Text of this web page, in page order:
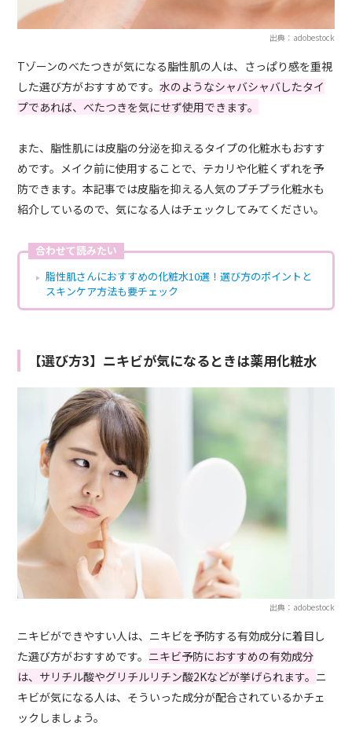
出典：adobestock
Tゾーンのべたつきが気になる脂性肌の人は、さっぱり感を重視
した選び方がおすすめです。水のようなシャバシャバしたタイ
プであれば、べたつきを気にせず使用できます。
また、脂性肌には皮脂の分泌を抑えるタイプの化粧水もおすす
めです。メイク前に使用することで、テカリや化粧くずれを予
防できます。本記事では皮脂を抑える人気のプチプラ化粧水も
紹介しているので、気になる人はチェックしてみてください。
合わせて読みたい
脂性肌さんにおすすめの化粧水10選！選び方のポイントと
スキンケア方法も要チェック
【選び方3】ニキビが気になるときは薬用化粧水
出典：adobestock
ニキビができやすい人は、ニキビを予防する有効成分に着目し
た選び方がおすすめです。 ニキビ予防におすすめの有効成分
は、サリチル酸やグリチルリチン酸2Kなどが挙げられます。 ニ
キビが気になる人は、そういった成分が配合されているかチェ
ックしましょう。